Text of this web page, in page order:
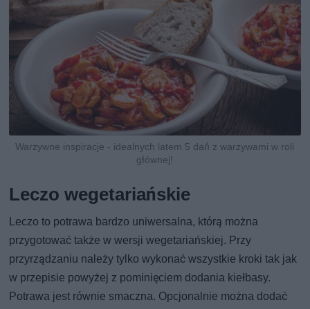
Warzywne inspiracje - idealnych latem 5 dań z warzywami w roli
głównej!
Leczo wegetariańskie
Leczo to potrawa bardzo uniwersalna, którą można
przygotować także w wersji wegetariańskiej. Przy
przyrządzaniu należy tylko wykonać wszystkie kroki tak jak
w przepisie powyżej z pominięciem dodania kiełbasy.
Potrawa jest równie smaczna. Opcjonalnie można dodać